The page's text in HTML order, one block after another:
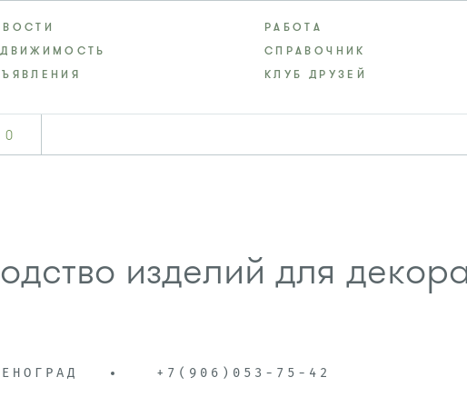
0
РАБОТА
СПРАВОЧНИК
КЛУБ ДРУЗЕЙ
изделий для
+7(906)053-75-42